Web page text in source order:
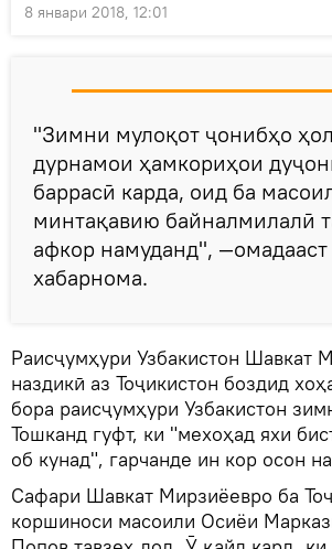
8 январи 2018, 12:01
"Зимни мулоқот ҷонибҳо
дурнамои ҳамкориҳои
баррасӣ карда, оид ба
минтақавию байналмилалӣ
афкор намуданд", —омадааст
хабарнома.
Раисҷумҳури Узбакистон Шавкат
наздикӣ аз Тоҷикистон боздид
бора раисҷумҳури Узбакистон
Тошканд гуфт, ки "мехоҳад яхи
об кунад", гарчанде ин кор осон
Сафари Шавкат Мирзиёевро ба
коршиноси масоили Осиёи